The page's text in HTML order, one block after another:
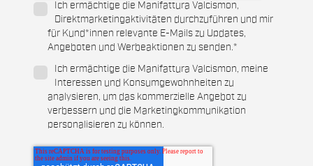
Ich ermächtige die Manifattura Valcismon,
Direktmarketingaktivitäten durchzuführen und mir
für Kund*innen relevante E-Mails zu Updates,
Angeboten und Werbeaktionen zu senden.*
Ich ermächtige die Manifattura Valcismon, meine
Interessen und Konsumgewohnheiten zu
analysieren, um das kommerzielle Angebot zu
verbessern und die Marketingkommunikation
personalisieren zu können.